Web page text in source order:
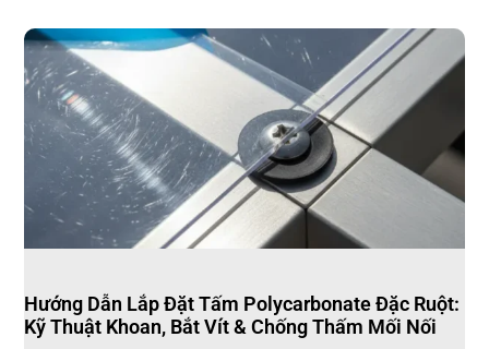
Hướng Dẫn Lắp Đặt Tấm Polycarbonate Đặc Ruột:
Kỹ Thuật Khoan, Bắt Vít & Chống Thấm Mối Nối